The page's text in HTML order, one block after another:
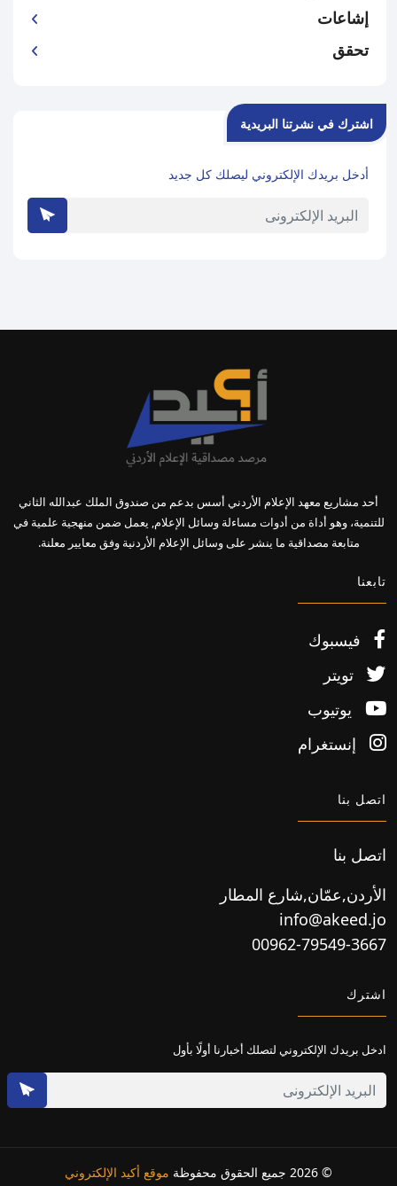
إشاعات
تحقق
اشترك في نشرتنا البريدية
أدخل بريدك الإلكتروني ليصلك كل جديد
أحد مشاريع معهد الإعلام الأردني أسس بدعم من صندوق الملك عبدالله الثاني
للتنمية، وهو أداة من أدوات مساءلة وسائل الإعلام, يعمل ضمن منهجية علمية في
متابعة مصداقية ما ينشر على وسائل الإعلام الأردنية وفق معايير معلنة.
تابعنا
فيسبوك
تويتر
يوتيوب
إنستغرام
اتصل بنا
اتصل بنا
الأردن,عمّان,شارع المطار
info@akeed.jo
00962-79549-3667
اشترك
ادخل بريدك الإلكتروني لتصلك أخبارنا أولًا بأول
© 2026 جميع الحقوق محفوظة موقع أكيد الإلكتروني